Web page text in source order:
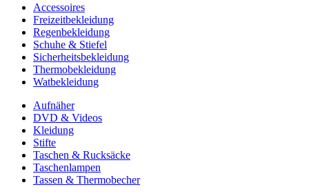
Accessoires
Freizeitbekleidung
Regenbekleidung
Schuhe & Stiefel
Sicherheitsbekleidung
Thermobekleidung
Watbekleidung
Aufnäher
DVD & Videos
Kleidung
Stifte
Taschen & Rucksäcke
Taschenlampen
Tassen & Thermobecher